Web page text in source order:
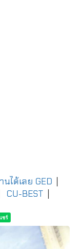
นได้เลย GED
CU-BEST